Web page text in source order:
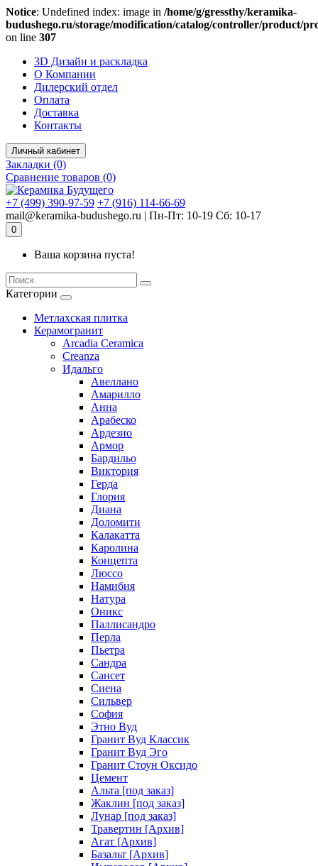
Notice: Undefined index: image in /home/g/gressthy/keramika-
budushego.ru/storage/modification/catalog/controller/product/
on line 307
3D Дизайн и раскладка
О Компании
Дилерский отдел
Оплата
Доставка
Контакты
Личный кабинет
Закладки (0)
Сравнение товаров (0)
+7 (499) 390-97-59 +7 (916) 114-66-69
mail@keramika-budushego.ru | Пн-Пт: 10-19 Сб: 10-17
0
Ваша корзина пуста!
Категории
Метлахская плитка
Керамогранит
Arcadia Ceramica
Creanza
Идальго
Авеллано
Амарилло
Анна
Арабеско
Ардезио
Армор
Бардильо
Виктория
Герда
Глория
Диана
Доломити
Калакатта
Каролина
Концепта
Люссо
Намибия
Натура
Оникс
Паллисандро
Перла
Пьетра
Сандра
Сансет
Сиена
Сильвер
София
Этно Вуд
Гранит Вуд Классик
Гранит Вуд Эго
Гранит Стоун Оксидо
Цемент
Альта [под заказ]
Жаклин [под заказ]
Лунар [под заказ]
Травертин [Архив]
Агат [Архив]
Базальт [Архив]